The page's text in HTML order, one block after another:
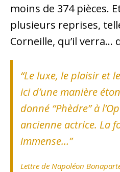
moins de 374 pièces.
plusieurs reprises,
Corneille, qu’il verra…
“Le luxe, le plaisir et
ici d’une manière
donné “Phèdre” à
ancienne actrice. La
immense…”
Lettre de Napoléon